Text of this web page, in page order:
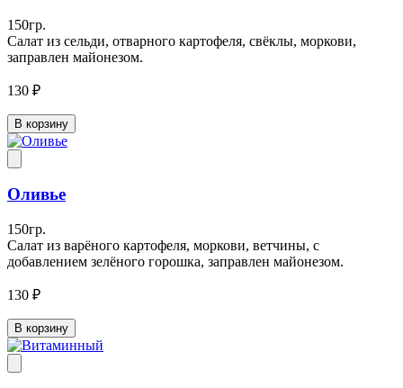
150гр.
Салат из сельди, отварного картофеля, свёклы, моркови,
заправлен майонезом.
130 ₽
В корзину
Оливье
150гр.
Салат из варёного картофеля, моркови, ветчины, с
добавлением зелёного горошка, заправлен майонезом.
130 ₽
В корзину